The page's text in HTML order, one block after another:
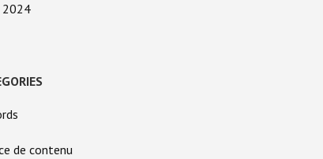
2024
de contenu